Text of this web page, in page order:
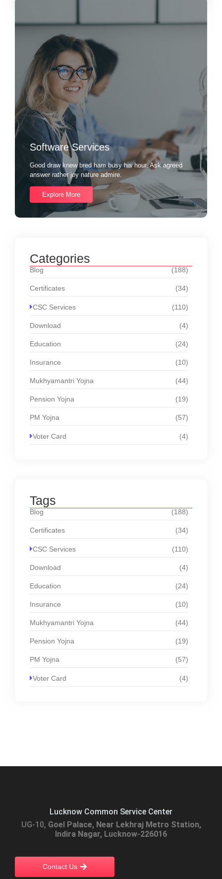
Software Services
Good draw knew bred ham busy his hour. Ask agreed
answer rather joy nature admire.
Explore More
Categories
Blog (188)
Certificates (34)
CSC Services (110)
Download (4)
Education (24)
Insurance (10)
Mukhyamantri Yojna (44)
Pension Yojna (19)
PM Yojna (57)
Voter Card (4)
Tags
Blog (188)
Certificates (34)
CSC Services (110)
Download (4)
Education (24)
Insurance (10)
Mukhyamantri Yojna (44)
Pension Yojna (19)
PM Yojna (57)
Voter Card (4)
Lucknow Common Service Center
UG-10, Goel Palace, Near Lekhraj Metro Station,
Indira Nagar, Lucknow-226016
Contact Us